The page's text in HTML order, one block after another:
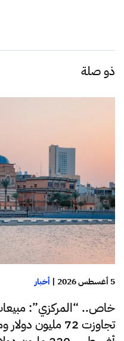
ذو صلة
5 أغسطس 2026 | أخبار
خاص.. “المركزي”:
تجاوزت 72 مليون